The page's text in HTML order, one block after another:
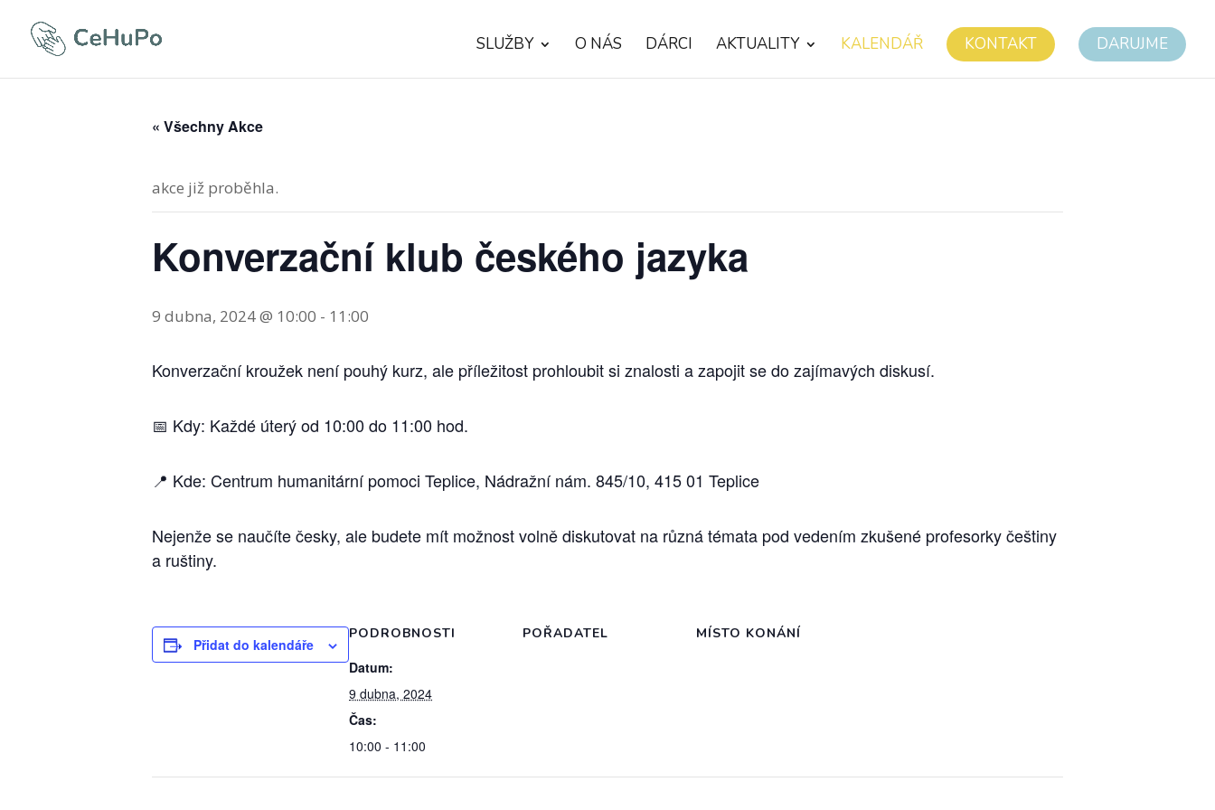
SLUŽBY O NÁS DÁRCI AKTUALITY KALENDÁŘ KONTAKT DARUJME
« Všechny Akce
akce již proběhla.
Konverzační klub českého jazyka
9 dubna, 2024 @ 10:00 - 11:00
Konverzační kroužek není pouhý kurz, ale příležitost prohloubit si znalosti a zapojit se do zajímavých diskusí.
📅 Kdy: Každé úterý od 10:00 do 11:00 hod.
📍 Kde: Centrum humanitární pomoci Teplice, Nádražní nám. 845/10, 415 01 Teplice
Nejenže se naučíte česky, ale budete mít možnost volně diskutovat na různá témata pod vedením zkušené profesorky češtiny
a ruštiny.
Přidat do kalendáře
PODROBNOSTI
Datum:
9 dubna, 2024
Čas:
10:00 - 11:00
POŘADATEL MÍSTO KONÁNÍ